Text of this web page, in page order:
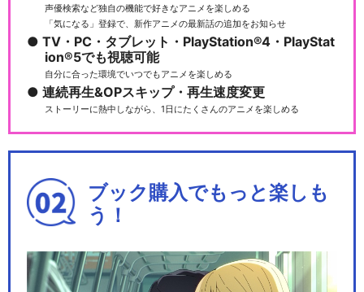
声優検索など独自の機能で好きなアニメを楽しめる
「気になる」登録で、新作アニメの最新話の追加をお知らせ
TV・PC・タブレット・PlayStation®4・PlayStat
ion®5でも視聴可能
自分に合った環境でいつでもアニメを楽しめる
連続再生&OPスキップ・再生速度変更
ストーリーに熱中しながら、1日にたくさんのアニメを楽しめる
ブック購入でもっと楽しも
う！